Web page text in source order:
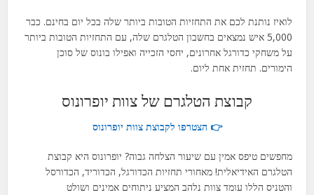
לואיז נותנת לכם את התחזיות הטובות ביותר שלה בכל יום בחינם. כבר
5,000 איש נמצאים בחשבון הטלגרם שלה, עם התחזיות הטובות ביותר
על משחקי כדורגל אחרונים, יחסי הזכייה ואפילו בונוס של סוכן
הימורים. תחזית אחת ליום.
קבוצת הטלגרם של צוות יופרונוס
👉 הצטרפו לקבוצת צוות יופרונוס
מחפשים טיפס אמין עם שיעור הצלחה גבוה? יופרונוס היא קבוצת
הטלגרם האידיאלית! מאחורי תחזיות הכדורגל, הכדוריד, הכדורסל
והטניס הללו עומד צוות נלהב המציע ניתוחים אמינים ושולט